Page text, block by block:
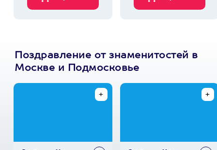
Поздравление от знаменитостей в
Москве и Подмосковье